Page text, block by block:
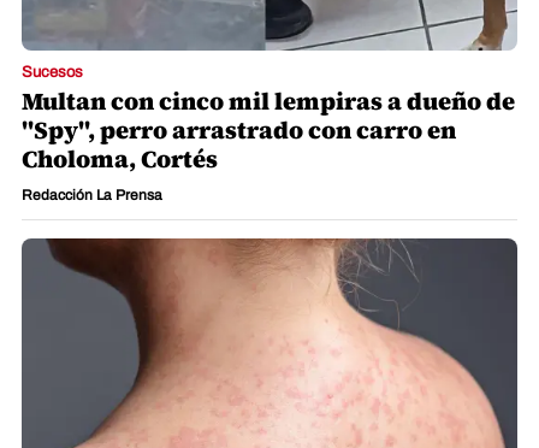
Sucesos
Multan con cinco mil lempiras a dueño de
"Spy", perro arrastrado con carro en
Choloma, Cortés
Redacción La Prensa